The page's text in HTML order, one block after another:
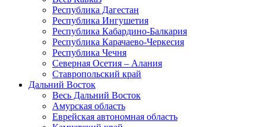
Республика Дагестан
Республика Ингушетия
Республика Кабардино-Балкария
Республика Карачаево-Черкесия
Республика Чечня
Северная Осетия – Алания
Ставропольский край
Дальний Восток
Весь Дальний Восток
Амурская область
Еврейская автономная область